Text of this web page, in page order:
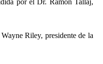
Riley, presidente de la